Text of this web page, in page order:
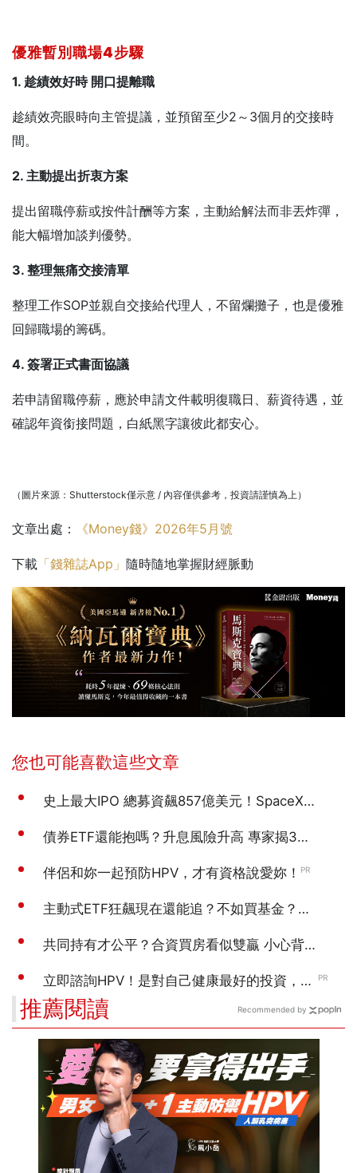
優雅暫別職場4步驟
1. 趁績效好時 開口提離職
趁績效亮眼時向主管提議，並預留至少2～3個月的交接時
間。
2. 主動提出折衷方案
提出留職停薪或按件計酬等方案，主動給解法而非丟炸彈，
能大幅增加談判優勢。
3. 整理無痛交接清單
整理工作SOP並親自交接給代理人，不留爛攤子，也是優雅
回歸職場的籌碼。
4. 簽署正式書面協議
若申請留職停薪，應於申請文件載明復職日、薪資待遇，並
確認年資銜接問題，白紙黑字讓彼此都安心。
（圖片來源：Shutterstock僅示意 / 內容僅供參考，投資請謹慎為上）
文章出處： 《Money錢》2026年5月號
下載 「錢雜誌App」 隨時隨地掌握財經脈動
推薦閱讀 Recommended by